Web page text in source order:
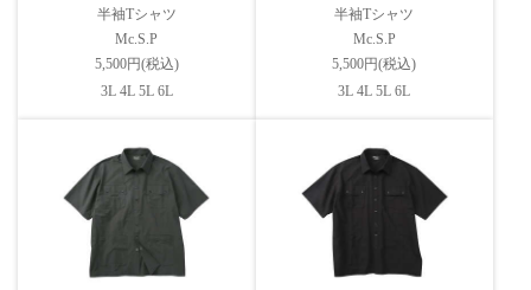
半袖Tシャツ
Mc.S.P
5,500円(税込)
3L 4L 5L 6L
半袖Tシャツ
Mc.S.P
5,500円(税込)
3L 4L 5L 6L